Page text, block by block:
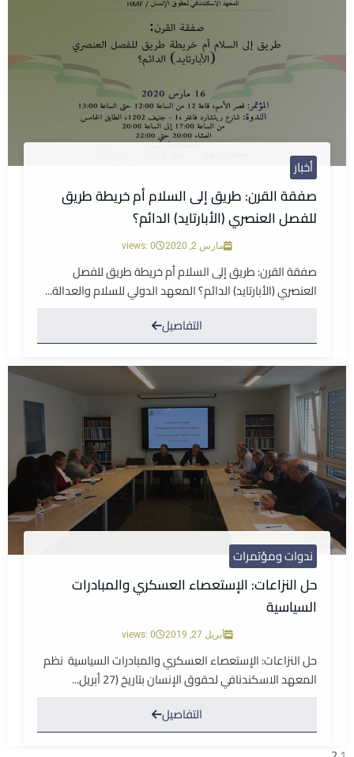
أخبار
صفقة القرن: طريق إلى السلام أم خريطة طريق
للفصل العنصري (الأبارتايد) الدائم؟
مارس 2, 2020 views: 0
صفقة القرن: طريق إلى السلام أم خريطة طريق للفصل
العنصري (الأبارتايد) الدائم؟ المعهد الدولي للسلام والعدالة...
التفاصيل
ندوات ومؤتمرات
حل النزاعات: الإستعصاء العسكري والمبادرات
السياسية
أبريل 27, 2019 views: 0
حل النزاعات: الإستعصاء العسكري والمبادرات السياسية نظم
المعهد الاسكندنافي لحقوق الإنسان بتاريخ (27 أبريل...
التفاصيل